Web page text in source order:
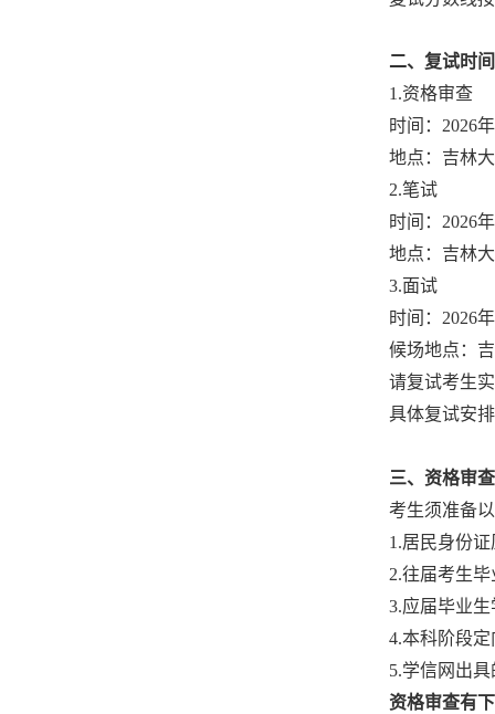
二、 复试时
1.资格审查
时间： 2026
地点： 吉林
2.笔试
时间： 2026
地点： 吉林
3.面试
时间： 2026
候场地点：
请复试考生
具体复试安
三、 资格审查
考生须准备
1.居民身份
2.往届考生
3.应届毕业
4.本科阶段
5.学信网出
资格审查有